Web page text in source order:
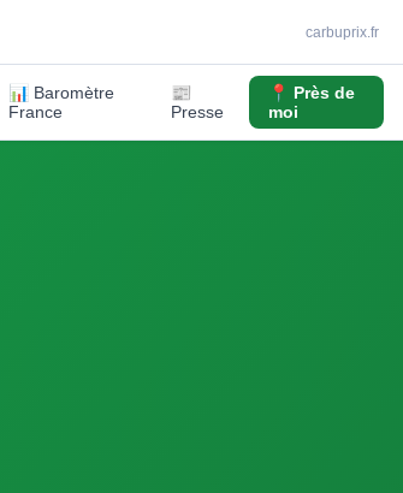
carbuprix.fr
📊 Baromètre
France
📰
Presse
📍 Près de
moi